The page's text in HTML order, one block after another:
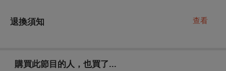
退換須知 查看
購買此節目的人，也買了...